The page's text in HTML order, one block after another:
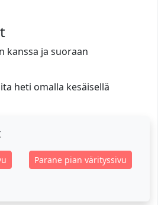
kanssa ja suoraan
heti omalla kesäisellä
Parane pian värityssivu